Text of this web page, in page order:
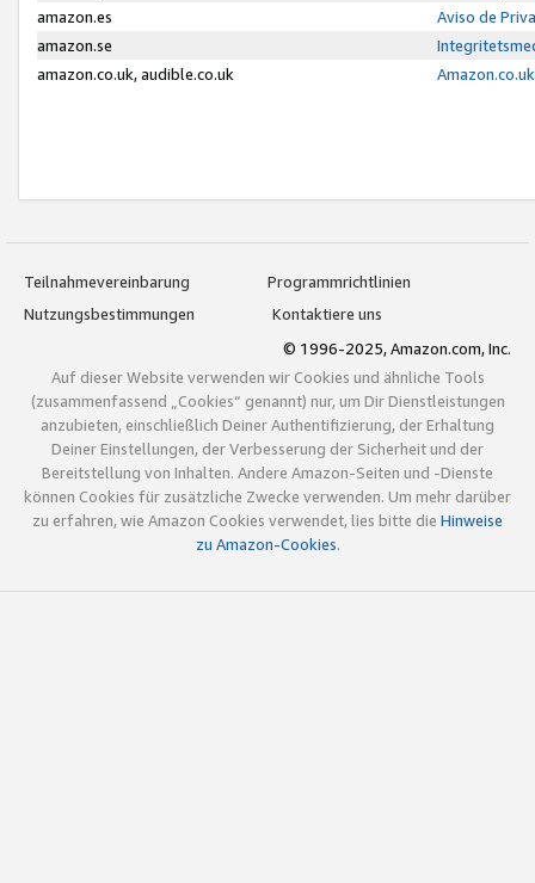
amazon.es
Aviso de
amazon.se
amazon.co.uk, audible.co.uk
Teilnahmevereinbarung
Programmrichtlinien
Nutzungsbestimmungen
Kontaktiere uns
© 1996-2025, Amazon.com, Inc.
Auf dieser Website verwenden wir Cookies und ähnliche Tools
(zusammenfassend „Cookies“ genannt) nur, um Dir Dienstleistungen
anzubieten, einschließlich Deiner Authentifizierung, der Erhaltung
Deiner Einstellungen, der Verbesserung der Sicherheit und der
Bereitstellung von Inhalten. Andere Amazon-Seiten und -Dienste
können Cookies für zusätzliche Zwecke verwenden. Um mehr darüber
zu erfahren, wie Amazon Cookies verwendet, lies bitte die Hinweise
zu Amazon-Cookies.